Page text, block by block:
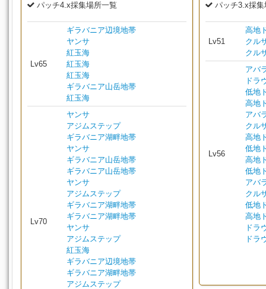
パッチ4.x採集場所一覧
Lv65
ギラバニア辺境地帯
ヤンサ
紅玉海
紅玉海
紅玉海
ギラバニア山岳地帯
紅玉海
Lv70
ヤンサ
アジムステップ
ギラバニア湖畔地帯
ヤンサ
ギラバニア山岳地帯
ギラバニア山岳地帯
ヤンサ
アジムステップ
ギラバニア湖畔地帯
ギラバニア湖畔地帯
ヤンサ
アジムステップ
紅玉海
ギラバニア辺境地帯
ギラバニア湖畔地帯
アジムステップ
パッチ3.x採
Lv51
高地
クル
クル
Lv56
アバ
ドラ
低地
高地
アバ
クル
高地
低地
高地
低地
アバ
クル
低地
高地
ドラ
ドラ